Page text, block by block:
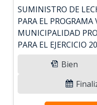
SUMINISTRO DE
PARA EL PROGRAMA
MUNICIPALIDAD
PARA EL EJERCICIO
Bien